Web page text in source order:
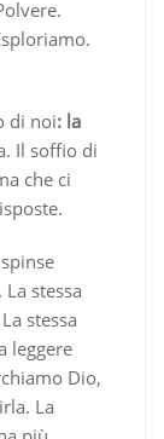
di noi: la
Il soffio di
che ci
stessa
stessa
leggere
Dio,
La